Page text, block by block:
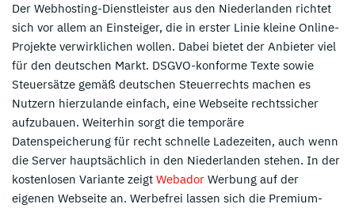
Der Webhosting-Dienstleister aus den Niederlanden richtet
sich vor allem an Einsteiger, die in erster Linie kleine Online-
Projekte verwirklichen wollen. Dabei bietet der Anbieter viel
für den deutschen Markt. DSGVO-konforme Texte sowie
Steuersätze gemäß deutschen Steuerrechts machen es
Nutzern hierzulande einfach, eine Webseite rechtssicher
aufzubauen. Weiterhin sorgt die temporäre
Datenspeicherung für recht schnelle Ladezeiten, auch wenn
die Server hauptsächlich in den Niederlanden stehen. In der
kostenlosen Variante zeigt Webador Werbung auf der
eigenen Webseite an. Werbefrei lassen sich die Premium-